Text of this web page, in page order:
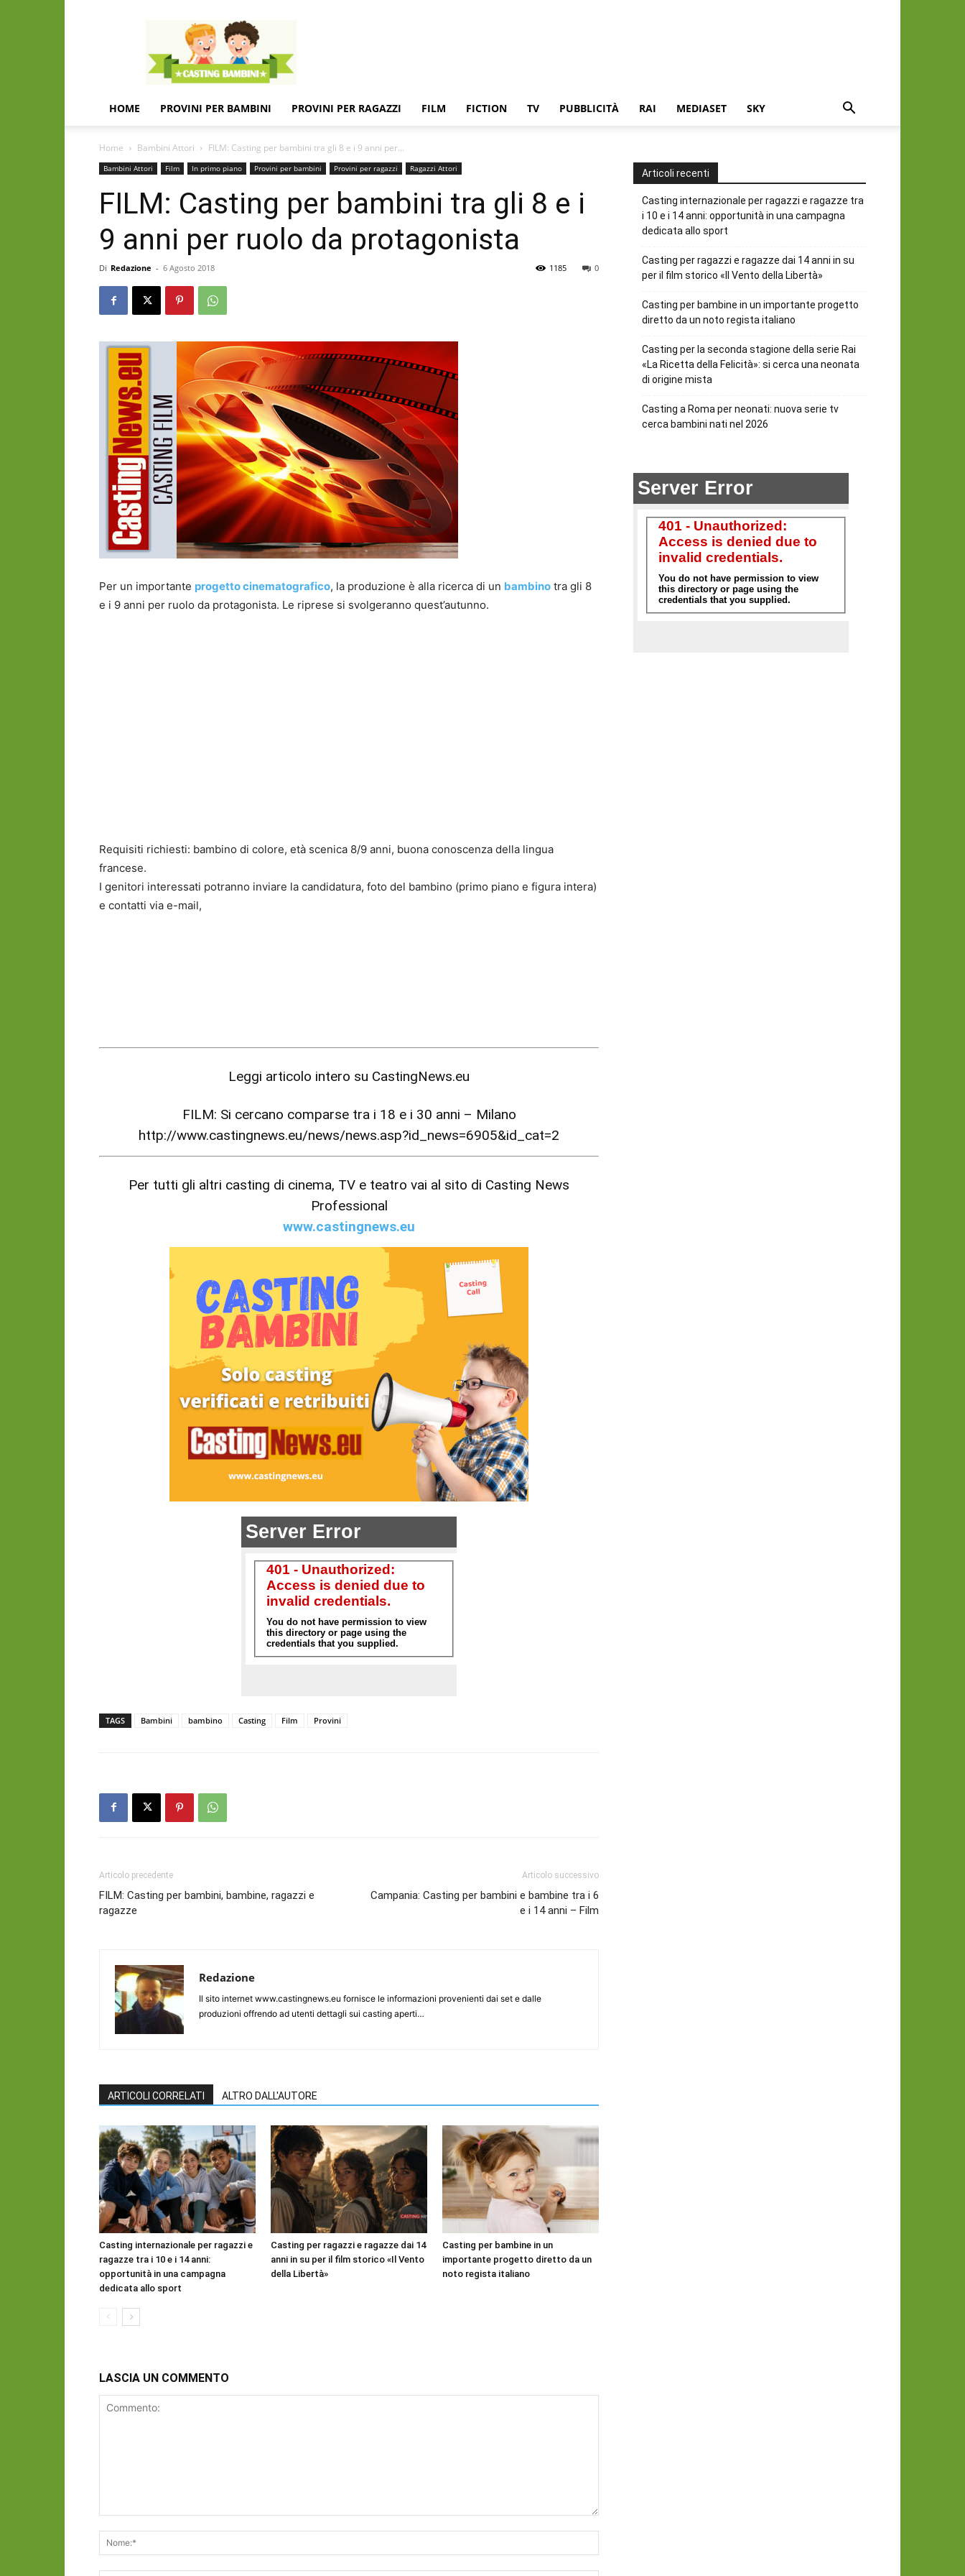
Casting
e
provini
per
bambini
e
HOME PROVINI PER BAMBINI PROVINI PER RAGAZZI FILM FICTION TV PUBBLICITÀ RAI MEDIASET SKY
Home Bambini Attori FILM: Casting per bambini tra gli 8 e i 9 anni per...
Bambini Attori Film In primo piano Provini per bambini Provini per ragazzi Ragazzi Attori
FILM: Casting per bambini tra gli 8 e i
9 anni per ruolo da protagonista
Di Redazione - 6 Agosto 2018 0
1185
Per un importante progetto cinematografico, la produzione è alla ricerca di un bambino tra gli 8
e i 9 anni per ruolo da protagonista. Le riprese si svolgeranno quest’autunno.
Requisiti richiesti: bambino di colore, età scenica 8/9 anni, buona conoscenza della lingua
francese.
I genitori interessati potranno inviare la candidatura, foto del bambino (primo piano e figura intera)
e contatti via e-mail,
Leggi articolo intero su CastingNews.eu
FILM: Si cercano comparse tra i 18 e i 30 anni – Milano
http://www.castingnews.eu/news/news.asp?id_news=6905&id_cat=2
Per tutti gli altri casting di cinema, TV e teatro vai al sito di Casting News
Professional
www.castingnews.eu
TAGS Bambini bambino Casting Film Provini
Articolo precedente
FILM: Casting per bambini, bambine, ragazzi e
ragazze
Articolo successivo
Campania: Casting per bambini e bambine tra i 6
e i 14 anni – Film
Redazione
Il sito internet www.castingnews.eu fornisce le informazioni provenienti dai set e dalle
produzioni offrendo ad utenti dettagli sui casting aperti…
ARTICOLI CORRELATI ALTRO DALL'AUTORE
Casting internazionale per ragazzi e
ragazze tra i 10 e i 14 anni:
opportunità in una campagna
dedicata allo sport
Casting per ragazzi e ragazze dai 14
anni in su per il film storico «Il Vento
della Libertà»
Casting per bambine in un
importante progetto diretto da un
noto regista italiano
LASCIA UN COMMENTO
Articoli recenti
Casting internazionale per ragazzi e ragazze tra
i 10 e i 14 anni: opportunità in una campagna
dedicata allo sport
Casting per ragazzi e ragazze dai 14 anni in su
per il film storico «Il Vento della Libertà»
Casting per bambine in un importante progetto
diretto da un noto regista italiano
Casting per la seconda stagione della serie Rai
«La Ricetta della Felicità»: si cerca una neonata
di origine mista
Casting a Roma per neonati: nuova serie tv
cerca bambini nati nel 2026